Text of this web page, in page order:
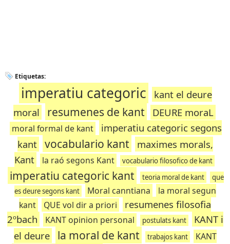
Etiquetas:
imperatiu categoric
kant el deure
moral
resumenes de kant DEURE moraL
moral formal de kant
imperatiu categoric segons
kant
vocabulario kant
maximes morals,
Kant
la raó segons Kant vocabulario filosofico de kant
imperatiu categoric kant teoria moral de kant
que
es deure segons kant
Moral canntiana
la moral segun
kant
QUE vol dir a priori
resumenes filosofia
2ºbach
KANT opinion personal postulats kant
KANT i
el deure
la moral de kant trabajos kant
KANT